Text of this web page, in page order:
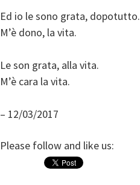
Ed io le sono grata, dopotutto.
M’è dono, la vita.
Le son grata, alla vita.
M’è cara la vita.
– 12/03/2017
Please follow and like us: